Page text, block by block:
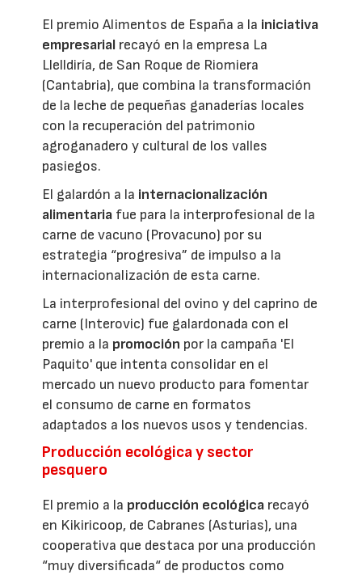
El premio Alimentos de España a la iniciativa
empresarial recayó en la empresa La
Llelldiría, de San Roque de Riomiera
(Cantabria), que combina la transformación
de la leche de pequeñas ganaderías locales
con la recuperación del patrimonio
agroganadero y cultural de los valles
pasiegos.
El galardón a la internacionalización
alimentaria fue para la interprofesional de la
carne de vacuno (Provacuno) por su
estrategia “progresiva” de impulso a la
internacionalización de esta carne.
La interprofesional del ovino y del caprino de
carne (Interovic) fue galardonada con el
premio a la promoción por la campaña 'El
Paquito' que intenta consolidar en el
mercado un nuevo producto para fomentar
el consumo de carne en formatos
adaptados a los nuevos usos y tendencias.
Producción ecológica y sector
pesquero
El premio a la producción ecológica recayó
en Kikiricoop, de Cabranes (Asturias), una
cooperativa que destaca por una producción
“muy diversificada“ de productos como